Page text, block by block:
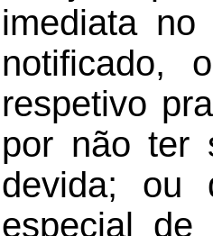
imediata
notificado,
respetivo
por não ter
devida; ou
especial de